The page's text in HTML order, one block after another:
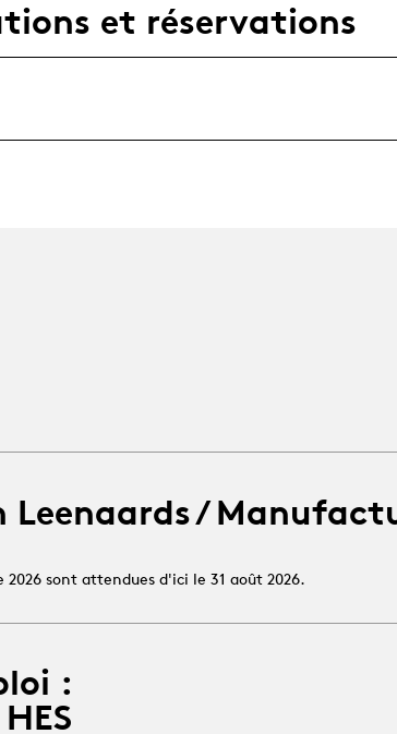
et réservations
Leenaards /
2026 sont attendues d'ici le 31 août 2026.
: